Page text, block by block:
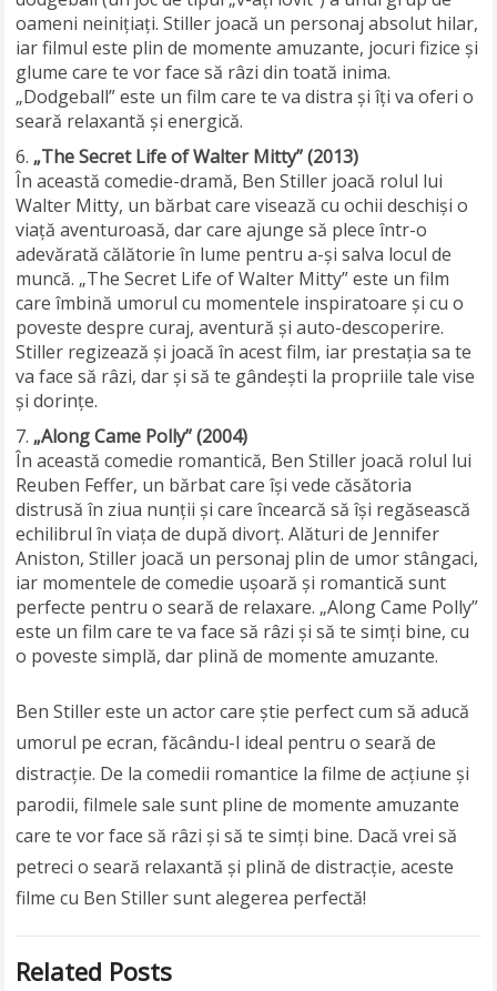
oameni neinițiați. Stiller joacă un personaj absolut hilar,
iar filmul este plin de momente amuzante, jocuri fizice și
glume care te vor face să râzi din toată inima.
„Dodgeball” este un film care te va distra și îți va oferi o
seară relaxantă și energică.
„The Secret Life of Walter Mitty” (2013)
În această comedie-dramă, Ben Stiller joacă rolul lui
Walter Mitty, un bărbat care visează cu ochii deschiși o
viață aventuroasă, dar care ajunge să plece într-o
adevărată călătorie în lume pentru a-și salva locul de
muncă. „The Secret Life of Walter Mitty” este un film
care îmbină umorul cu momentele inspiratoare și cu o
poveste despre curaj, aventură și auto-descoperire.
Stiller regizează și joacă în acest film, iar prestația sa te
va face să râzi, dar și să te gândești la propriile tale vise
și dorințe.
„Along Came Polly” (2004)
În această comedie romantică, Ben Stiller joacă rolul lui
Reuben Feffer, un bărbat care își vede căsătoria
distrusă în ziua nunții și care încearcă să își regăsească
echilibrul în viața de după divorț. Alături de Jennifer
Aniston, Stiller joacă un personaj plin de umor stângaci,
iar momentele de comedie ușoară și romantică sunt
perfecte pentru o seară de relaxare. „Along Came Polly”
este un film care te va face să râzi și să te simți bine, cu
o poveste simplă, dar plină de momente amuzante.
Ben Stiller este un actor care știe perfect cum să aducă
umorul pe ecran, făcându-l ideal pentru o seară de
distracție. De la comedii romantice la filme de acțiune și
parodii, filmele sale sunt pline de momente amuzante
care te vor face să râzi și să te simți bine. Dacă vrei să
petreci o seară relaxantă și plină de distracție, aceste
filme cu Ben Stiller sunt alegerea perfectă!
Related Posts